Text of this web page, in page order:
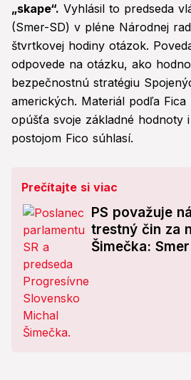
„skape“. Vyhlásil to predseda
(Smer-SD) v pléne Národnej
štvrtkovej hodiny otázok.
odpovede na otázku, ako
bezpečnostnú stratégiu
amerických. Materiál podľa
opúšťa svoje základné hodnoty
postojom Fico súhlasí.
Prečítajte si viac
PS považuje
trestný čin za
Šimečka: